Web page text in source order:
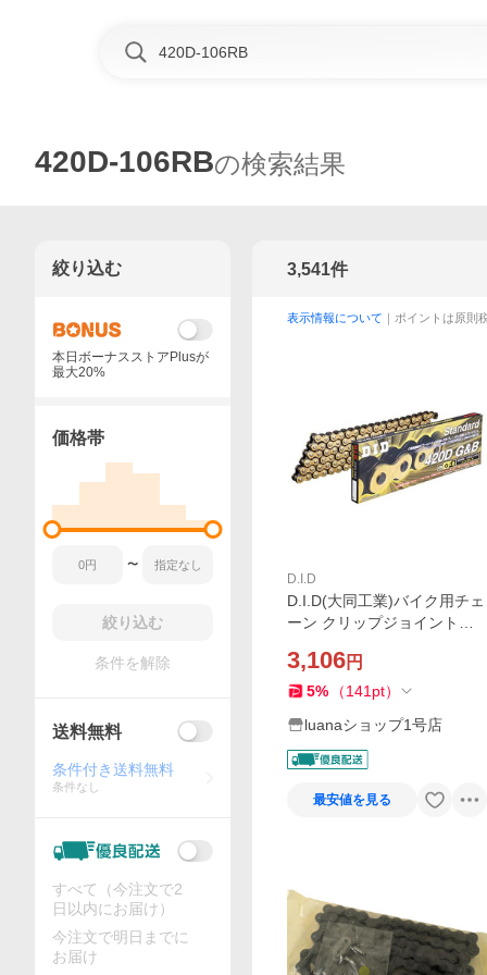
420D-106RBの検索結果
3,541件
表示情報について ｜ポイントは原則
D.I.D
D.I.D(大同工業)バイク用チェ
ーン クリップジョイント付
ド&ブラック) 二輪 オートバ
イ用
3,106円
5% （141 pt）
luanaショップ1号店
最安値を見る
絞り込む
本日ボーナスストアPlusが
最大20%
価格帯
〜
絞り込む
条件を解除
送料無料
条件付き送料無料
条件なし
すべて（今注文で2
日以内にお届け）
今注文で明日までに
お届け